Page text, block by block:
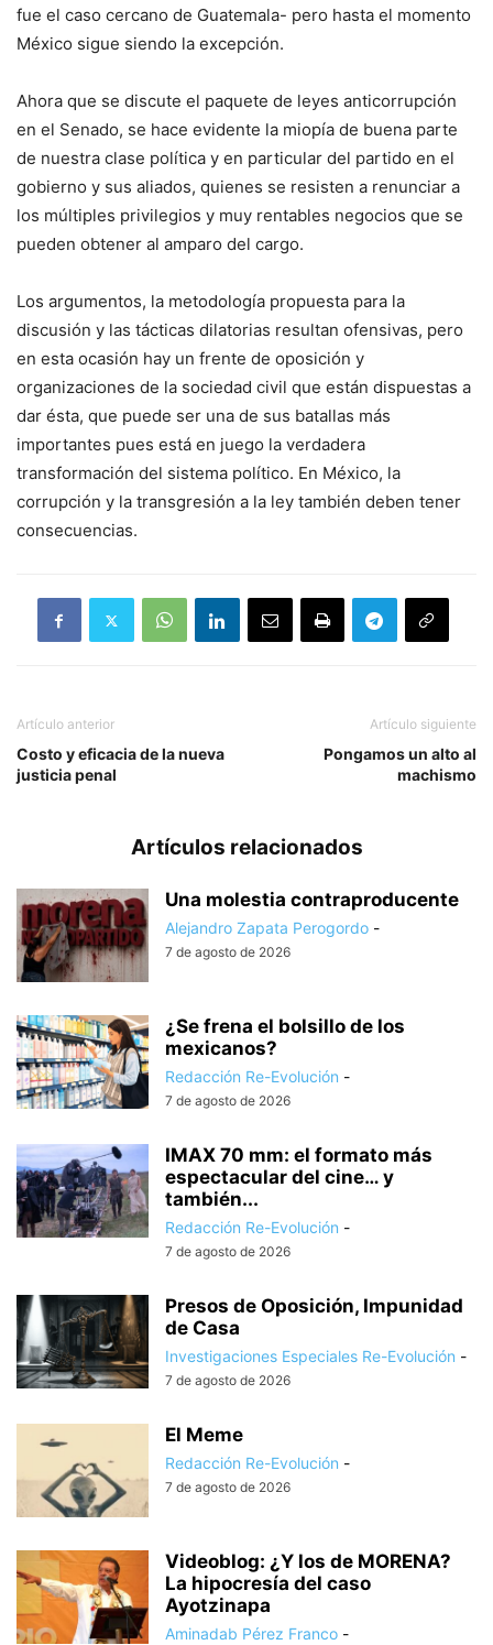
fue el caso cercano de Guatemala- pero hasta el momento
México sigue siendo la excepción.
Ahora que se discute el paquete de leyes anticorrupción
en el Senado, se hace evidente la miopía de buena parte
de nuestra clase política y en particular del partido en el
gobierno y sus aliados, quienes se resisten a renunciar a
los múltiples privilegios y muy rentables negocios que se
pueden obtener al amparo del cargo.
Los argumentos, la metodología propuesta para la
discusión y las tácticas dilatorias resultan ofensivas, pero
en esta ocasión hay un frente de oposición y
organizaciones de la sociedad civil que están dispuestas a
dar ésta, que puede ser una de sus batallas más
importantes pues está en juego la verdadera
transformación del sistema político. En México, la
corrupción y la transgresión a la ley también deben tener
consecuencias.
Artículo anterior
Costo y eficacia de la nueva
justicia penal
Artículo siguiente
Pongamos un alto al
machismo
Artículos relacionados
Una molestia contraproducente
Alejandro Zapata Perogordo -
7 de agosto de 2026
¿Se frena el bolsillo de los
mexicanos?
Redacción Re-Evolución -
7 de agosto de 2026
IMAX 70 mm: el formato más
espectacular del cine… y
también...
Redacción Re-Evolución -
7 de agosto de 2026
Presos de Oposición, Impunidad
de Casa
Investigaciones Especiales Re-Evolución -
7 de agosto de 2026
El Meme
Redacción Re-Evolución -
7 de agosto de 2026
Videoblog: ¿Y los de MORENA?
La hipocresía del caso
Ayotzinapa
Aminadab Pérez Franco -